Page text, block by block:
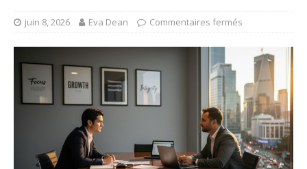
juin 8, 2026 Eva Dean Commentaires fermés